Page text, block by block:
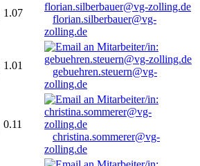
1.07
florian.silberbauer@vg-
zolling.de
1.01
gebuehren.steuern@vg-
zolling.de
0.11
christina.sommerer@vg-
zolling.de